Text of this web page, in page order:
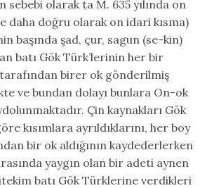
sebebi olarak ta M. 635 yılında on
daha doğru olarak on idari kısma)
başında şad, çur, sagun (se-kin)
batı Gök Türk’lerinin her bir
birer ok gönderilmiş
ve bundan dolayı bunlara On-ok
Çin kaynakları Gök
kısımlara ayrıldıklarını, her boy
bir ok aldığının kaydederlerken
yaygın olan bir adeti aynen
batı Gök Türklerine verdikleri